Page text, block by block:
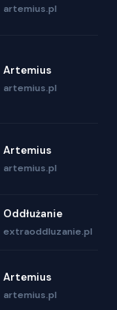
artemius.pl
Artemius
artemius.pl
Artemius
artemius.pl
Oddłużanie
extraoddluzanie.pl
Artemius
artemius.pl